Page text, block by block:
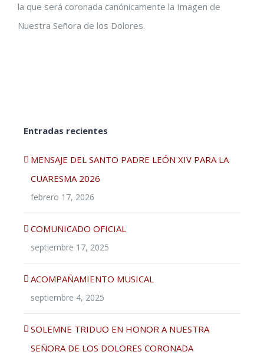
la que será coronada canónicamente la Imagen de
Nuestra Señora de los Dolores.
Entradas recientes
MENSAJE DEL SANTO PADRE LEÓN XIV PARA LA
CUARESMA 2026
febrero 17, 2026
COMUNICADO OFICIAL
septiembre 17, 2025
ACOMPAÑAMIENTO MUSICAL
septiembre 4, 2025
SOLEMNE TRIDUO EN HONOR A NUESTRA
SEÑORA DE LOS DOLORES CORONADA